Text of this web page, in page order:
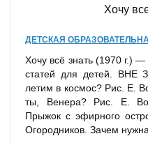
Хочу
ДЕТСКАЯ
Хочу всё знать (1970 г.)
статей для детей.
летим в космос? Рис. Е.
ты, Венера? Рис. Е.
Прыжок с эфирного
Огородников. Зачем